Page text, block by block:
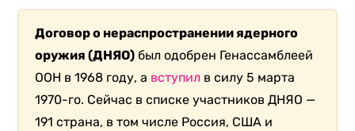
Договор о нераспространении ядерного
оружия (ДНЯО) был одобрен Генассамблеей
ООН в 1968 году, а вступил в силу 5 марта
1970-го. Сейчас в списке участников ДНЯО —
191 страна, в том числе Россия, США и